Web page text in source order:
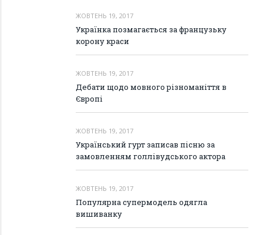
ЖОВТЕНЬ 19, 2017
Українка позмагається за французьку
корону краси
ЖОВТЕНЬ 19, 2017
Дебати щодо мовного різноманіття в
Європі
ЖОВТЕНЬ 19, 2017
Український гурт записав пісню за
замовленням голлівудського актора
ЖОВТЕНЬ 19, 2017
Популярна супермодель одягла
вишиванку